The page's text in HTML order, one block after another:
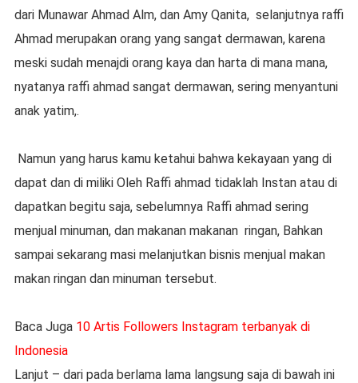
dari Munawar Ahmad Alm, dan Amy Qanita, selanjutnya raffi
Ahmad merupakan orang yang sangat dermawan, karena
meski sudah menajdi orang kaya dan harta di mana mana,
nyatanya raffi ahmad sangat dermawan, sering menyantuni
anak yatim,.
Namun yang harus kamu ketahui bahwa kekayaan yang di
dapat dan di miliki Oleh Raffi ahmad tidaklah Instan atau di
dapatkan begitu saja, sebelumnya Raffi ahmad sering
menjual minuman, dan makanan makanan ringan, Bahkan
sampai sekarang masi melanjutkan bisnis menjual makan
makan ringan dan minuman tersebut.
Baca Juga 10 Artis Followers Instagram terbanyak di
Indonesia
Lanjut – dari pada berlama lama langsung saja di bawah ini